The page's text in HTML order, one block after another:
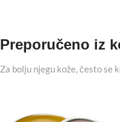
Preporučeno iz
Za bolju njegu kože, često se